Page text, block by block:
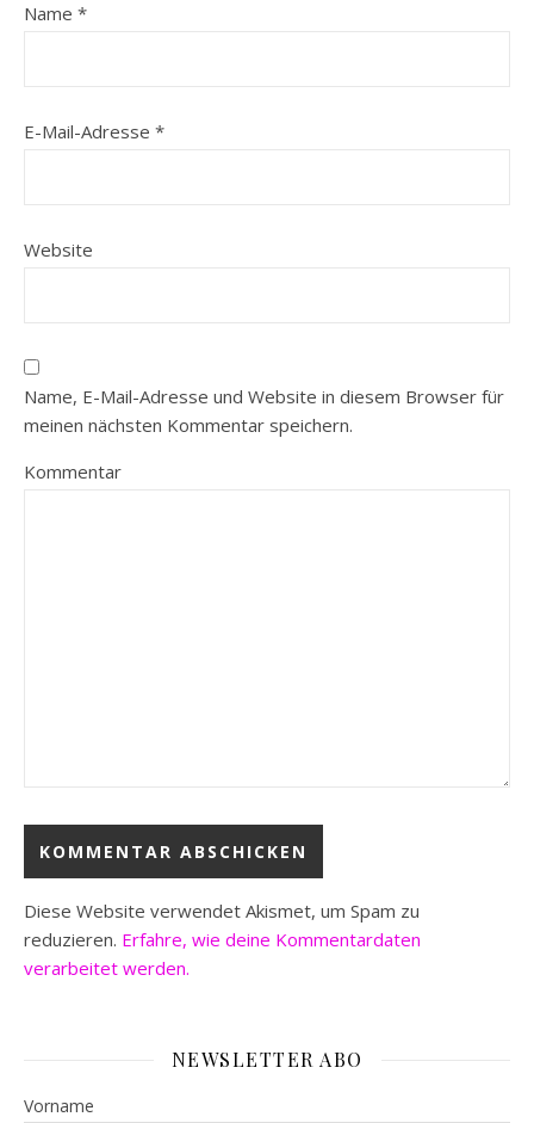
Name *
E-Mail-Adresse *
Website
Name, E-Mail-Adresse und Website in diesem Browser für
meinen nächsten Kommentar speichern.
Kommentar
Diese Website verwendet Akismet, um Spam zu
reduzieren. Erfahre, wie deine Kommentardaten
verarbeitet werden.
NEWSLETTER ABO
Vorname